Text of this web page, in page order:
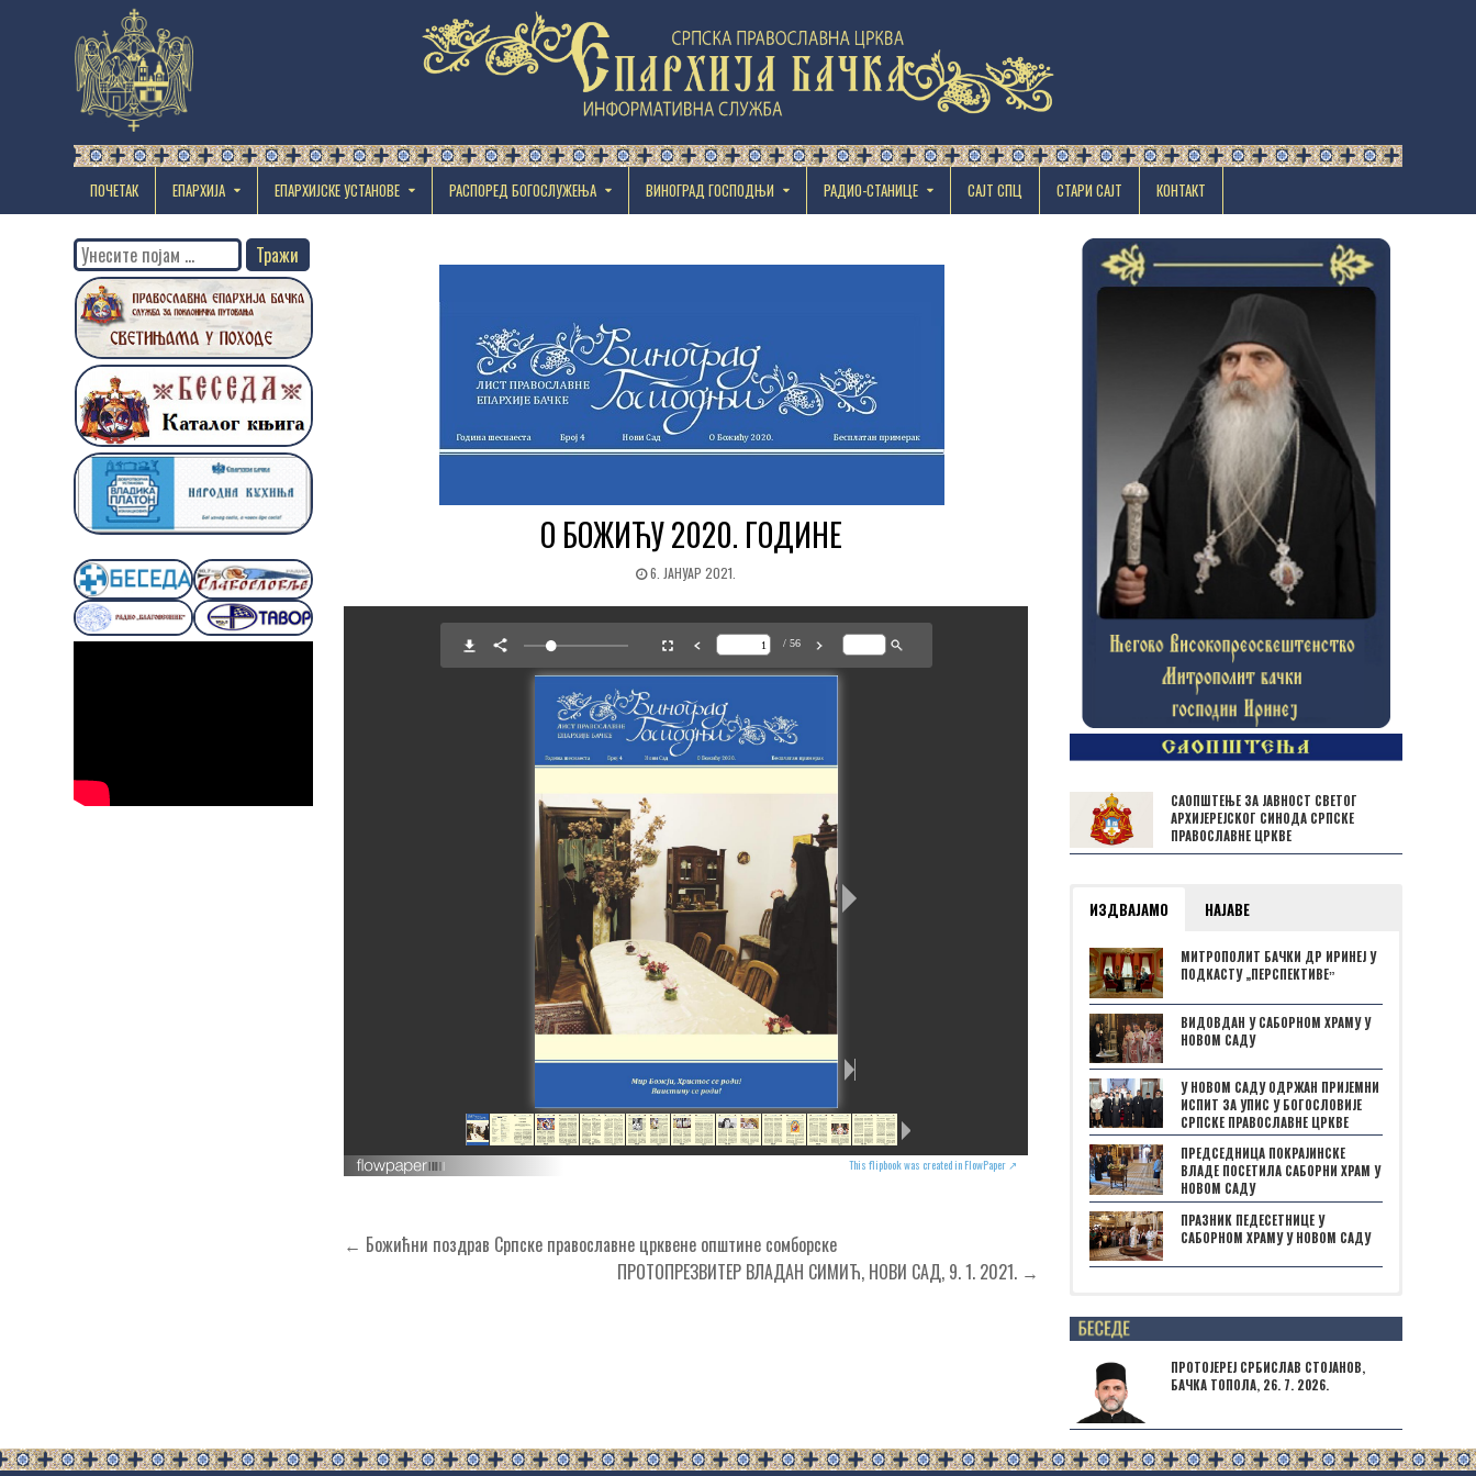
ПОЧЕТАК ЕПАРХИЈА EПАРХИЈСКЕ УСТАНОВЕ РАСПОРЕД БОГОСЛУЖЕЊА ВИНОГРАД ГОСПОДЊИ РАДИО-СТАНИЦЕ САЈТ СПЦ СТАРИ САЈТ КОНТАКТ
О БОЖИЋУ 2020. ГОДИНЕ
6. ЈАНУАР 2021.
This flipbook was created in FlowPaper ↗
Кретање
← Божићни поздрав Српске православне црквене општине сомборске
ПРОТОПРЕЗВИТЕР ВЛАДАН СИМИЋ, НОВИ САД, 9. 1. 2021. →
Search
for:
САОПШТЕЊЕ ЗА ЈАВНОСТ СВЕТОГ
АРХИЈЕРЕЈСКОГ СИНОДА СРПСКЕ
ПРАВОСЛАВНЕ ЦРКВЕ
ИЗДВАЈАМО НАЈАВЕ
МИТРОПОЛИТ БАЧКИ ДР ИРИНЕЈ У
ПОДКАСТУ „ПЕРСПЕКТИВЕˮ
ВИДОВДАН У САБОРНОМ ХРАМУ У
НОВОМ САДУ
У НОВОМ САДУ ОДРЖАН ПРИЈЕМНИ
ИСПИТ ЗА УПИС У БОГОСЛОВИЈЕ
СРПСКЕ ПРАВОСЛАВНЕ ЦРКВЕ
ПРЕДСЕДНИЦА ПОКРАЈИНСКЕ
ВЛАДЕ ПОСЕТИЛА САБОРНИ ХРАМ У
НОВОМ САДУ
ПРАЗНИК ПЕДЕСЕТНИЦЕ У
САБОРНОМ ХРАМУ У НОВОМ САДУ
Posts not found
ПРОТОЈЕРЕЈ СРБИСЛАВ СТОЈАНОВ,
БАЧКА ТОПОЛА, 26. 7. 2026.